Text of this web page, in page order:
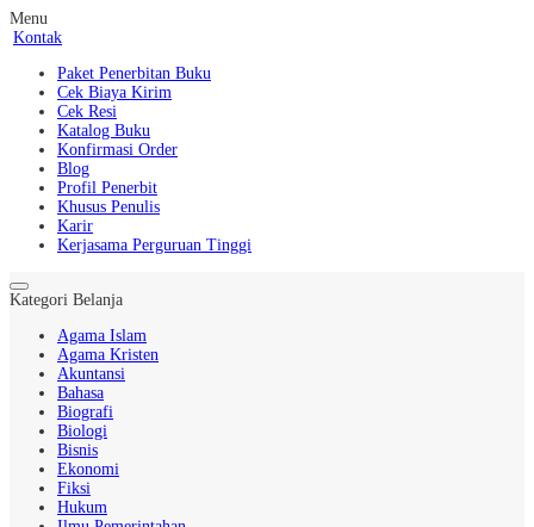
Menu
Kontak
Paket Penerbitan Buku
Cek Biaya Kirim
Cek Resi
Katalog Buku
Konfirmasi Order
Blog
Profil Penerbit
Khusus Penulis
Karir
Kerjasama Perguruan Tinggi
Kategori Belanja
Agama Islam
Agama Kristen
Akuntansi
Bahasa
Biografi
Biologi
Bisnis
Ekonomi
Fiksi
Hukum